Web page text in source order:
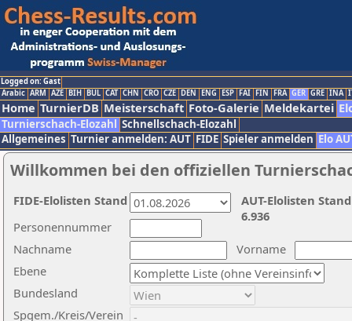
Logged on: Gast
Arabic ARM AZE BIH BUL CAT CHN CRO CZE DEN ENG ESP FAI FIN FRA GER GRE INA
Home TurnierDB Meisterschaft Foto-Galerie Meldekartei
Turnierschach-Elozahl Schnellschach-Elozahl
Allgemeines Turnier anmelden: AUT FIDE Spieler anmelden Elo
Willkommen bei den offiziellen
Nachname
Vorname
Ebene
Personennummer
Bundesland
Spgem./Kreis/Verein
AUT-Elolisten
6.936
FIDE-Elolisten Stand